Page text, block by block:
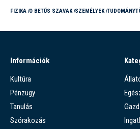
FIZIKA O BETŰS SZAVAK SZEMÉLYEK
Információk
Kultúra
Pénzügy
Tanulás
Szórakozás